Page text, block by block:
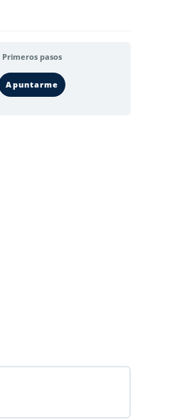
Primeros pasos
Apuntarme